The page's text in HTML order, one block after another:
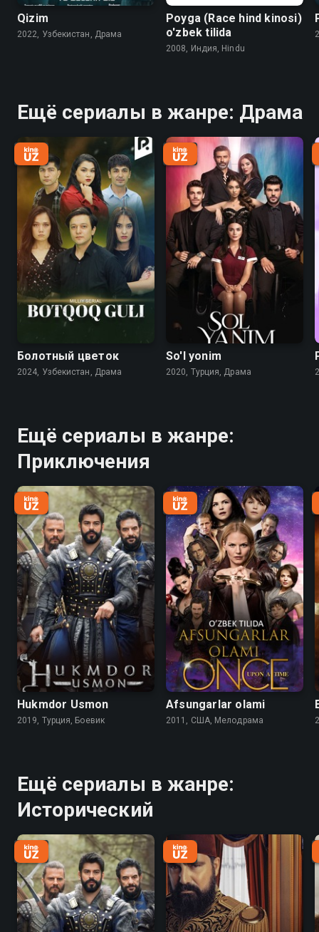
Qizim
2022, Узбекистан, Драма
Poyga (Race hind kinosi)
o'zbek tilida
2008, Индия, Hindu
Ещё сериалы в жанре: Драма
Болотный цветок
2024, Узбекистан, Драма
So'l yonim
2020, Турция, Драма
Ещё сериалы в жанре:
Приключения
Hukmdor Usmon
2019, Турция, Боевик
Afsungarlar olami
2011, США, Мелодрама
Ещё сериалы в жанре:
Исторический